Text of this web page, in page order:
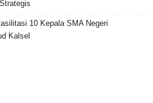
10 Kepala SMA Negeri
Kalsel